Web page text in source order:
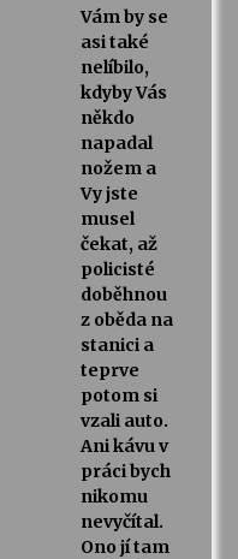
Vám by se
asi také
nelíbilo,
kdyby Vás
někdo
napadal
nožem a
Vy jste
musel
čekat, až
policisté
doběhnou
z oběda na
stanici a
teprve
potom si
vzali auto.
Ani kávu v
práci bych
nikomu
nevyčítal.
Ono jí tam